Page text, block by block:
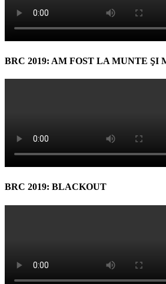
BRC 2019: AM FOST LA MUNTE ŞI
BRC 2019: BLACKOUT